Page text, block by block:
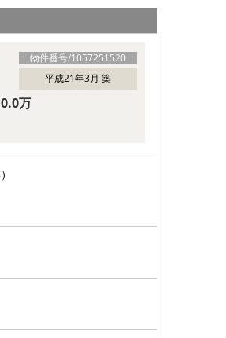
物件番号/1057251520
平成21年3月 築
0.0万